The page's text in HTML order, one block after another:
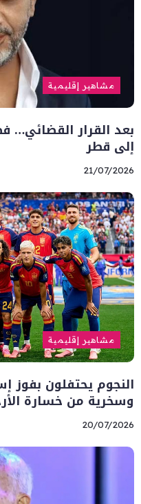
مشاهير إقليمية
بعد القرار القضائي…
إلى قطر
21/07/2026
مشاهير إقليمية
وسخرية من خسارة
20/07/2026